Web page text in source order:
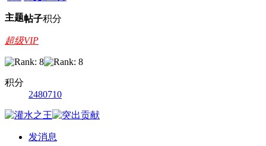
主题帖子积分
超级VIP
积分
2480710
发消息